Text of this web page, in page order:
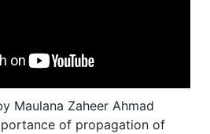
Maulana Zaheer Ahmad
of propagation of